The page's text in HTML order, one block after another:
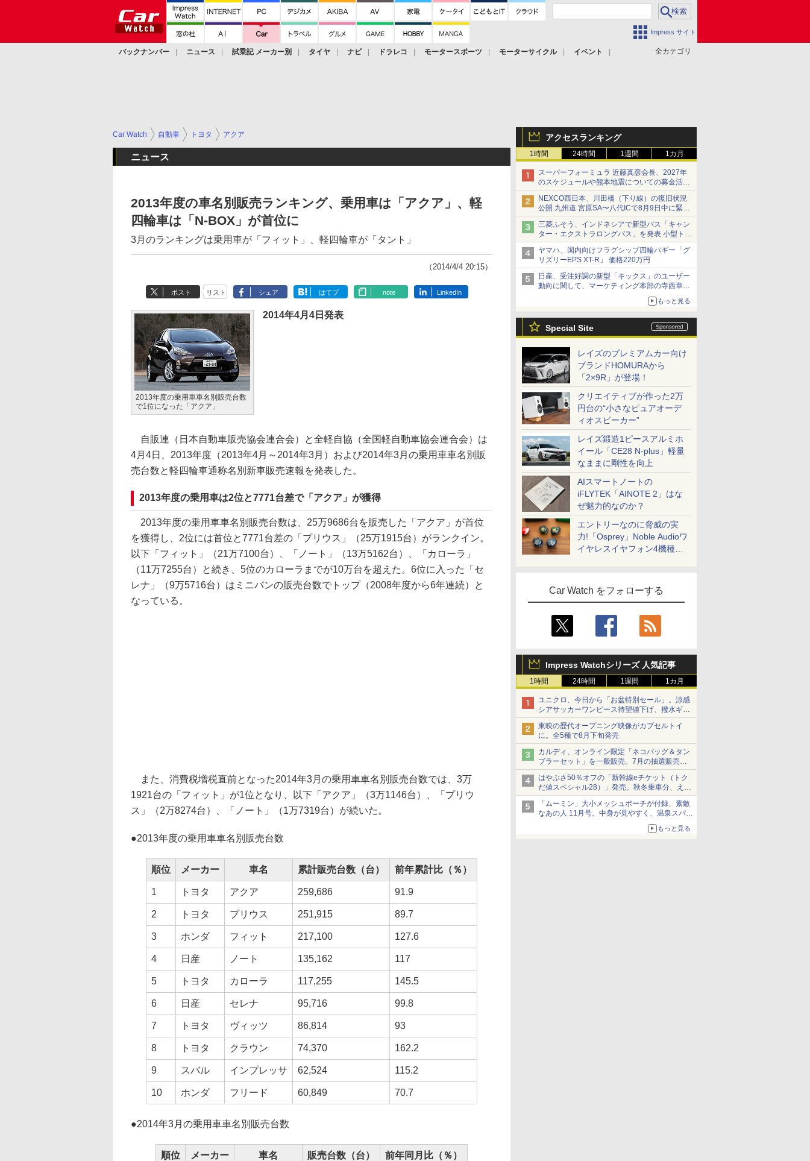
Impress サイト
全カテゴリ
バックナンバー ニュース 試乗記 メーカー別 タイヤ ナビ ドラレコ モータースポーツ モーターサイクル
イベント
アクセスランキング
1時間 24時間 1週間 1カ月
スーパーフォーミュラ 近藤真彦会長、2027年
のスケジュールや熊本地震についての募金活動
を紹介
NEXCO西日本、川田橋（下り線）の復旧状況
公開 九州道 宮原SA〜八代ICで8月9日中に緊急
車両を通行可能に
三菱ふそう、インドネシアで新型バス「キャン
ター・エクストラロングバス」を発表 小型トラ
ックベースの観光・旅客輸送向けバス
ヤマハ、国内向けフラグシップ四輪バギー「グ
リズリーEPS XT-R」 価格220万円
日産、受注好調の新型「キックス」のユーザー
動向に関して、マーケティング本部の寺西章氏
もっと見る
Special Site
レイズのプレミアムカー向け
ブランドHOMURAから
「2×9R」が登場！
クリエイティブが作った2万
円台の“小さなピュアオーデ
ィオスピーカー”
レイズ鍛造1ピースアルミホ
イール「CE28 N-plus」軽量
なままに剛性を向上
AIスマートノートの
iFLYTEK「AINOTE 2」はな
ぜ魅力的なのか？
エントリーなのに脅威の実
力!「Osprey」Noble Audioワ
イヤレスイヤフォン4機種を
Car Watch をフォローする
Impress Watchシリーズ 人気記事
1時間 24時間 1週間 1カ月
ユニクロ、今日から「お盆特別セール」。涼感
シアサッカーワンピース待望値下げ、撥水ギア
ショーツは1990円に
東映の歴代オープニング映像がカプセルトイ
に。全5種で8月下旬発売
カルディ、オンライン限定「ネコバッグ＆タン
ブラーセット」を一般販売。7月の抽選販売の
当選無効分
はやぶさ50％オフの「新幹線eチケット（トク
だ値スペシャル28）」発売。秋冬乗車分、えき
ねっと限定
「ムーミン」大小メッシュポーチが付録、素敵
なあの人 11月号。中身が見やすく、温泉スパに
もっと見る
Car Watch 自動車 トヨタ アクア
ニュース
2013年度の車名別販売ランキング、乗用車は「アクア」、軽
四輪車は「N-BOX」が首位に
3月のランキングは乗用車が「フィット」、軽四輪車が「タント」
（2014/4/4 20:15）
ポスト リスト シェア はてブ note LinkedIn
2013年度の乗用車車名別販売台数
で1位になった「アクア」
2014年4月4日発表
自販連（日本自動車販売協会連合会）と全軽自協（全国軽自動車協会連合会）は
4月4日、2013年度（2013年4月～2014年3月）および2014年3月の乗用車車名別販
売台数と軽四輪車通称名別新車販売速報を発表した。
2013年度の乗用車は2位と7771台差で「アクア」が獲得
2013年度の乗用車車名別販売台数は、25万9686台を販売した「アクア」が首位
を獲得し、2位には首位と7771台差の「プリウス」（25万1915台）がランクイン。
以下「フィット」（21万7100台）、「ノート」（13万5162台）、「カローラ」
（11万7255台）と続き、5位のカローラまでが10万台を超えた。6位に入った「セ
レナ」（9万5716台）はミニバンの販売台数でトップ（2008年度から6年連続）と
なっている。
また、消費税増税直前となった2014年3月の乗用車車名別販売台数では、3万
1921台の「フィット」が1位となり、以下「アクア」（3万1146台）、「プリウ
ス」（2万8274台）、「ノート」（1万7319台）が続いた。
●2013年度の乗用車車名別販売台数
順位 メーカー 車名 累計販売台数（台） 前年累計比（％）
1 トヨタ アクア 259,686 91.9
2 トヨタ プリウス 251,915 89.7
3 ホンダ フィット 217,100 127.6
4 日産 ノート 135,162 117
5 トヨタ カローラ 117,255 145.5
6 日産 セレナ 95,716 99.8
7 トヨタ ヴィッツ 86,814 93
8 トヨタ クラウン 74,370 162.2
9 スバル インプレッサ 62,524 115.2
10 ホンダ フリード 60,849 70.7
●2014年3月の乗用車車名別販売台数
順位 メーカー 車名 販売台数（台） 前年同月比（％）